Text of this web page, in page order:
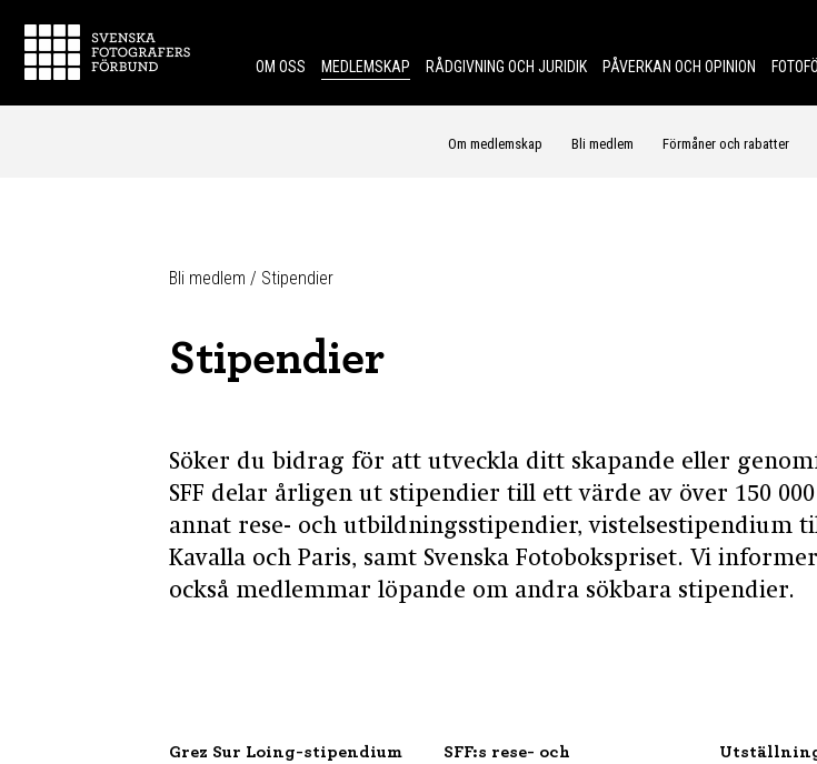
Skip to content.
OM OSS
MEDLEMSKAP RÅDGIVNING OCH JURIDIK PÅVERKAN OCH OPINION
Om medlemskap Bli medlem Förmåner och rabatter
Bli medlem / Stipendier
Stipendier
Söker du bidrag för att utveckla ditt skapande eller
SFF delar årligen ut stipendier till ett värde av över 150
annat rese- och utbildningsstipendier, vistelsestipendium
Kavalla och Paris, samt Svenska Fotobokspriset. Vi
också medlemmar löpande om andra sökbara stipendier.
Grez Sur Loing-stipendium
SFF:s rese- och